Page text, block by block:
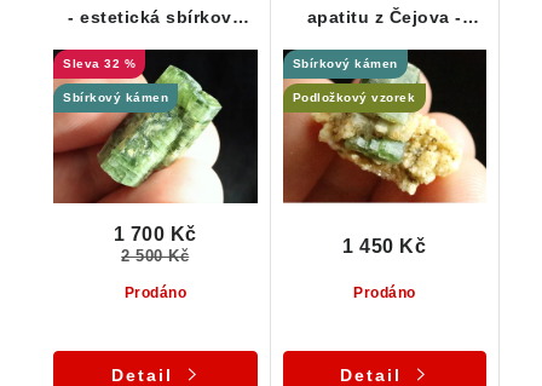
- estetická sbírková
32 %
Sbírkový kámen
Prodáno
1 700 Kč
2 500 Kč
Detail
apatitu z Čejova -
Sbírkový kámen
Podložkový vzorek
Prodáno
1 450 Kč
Detail